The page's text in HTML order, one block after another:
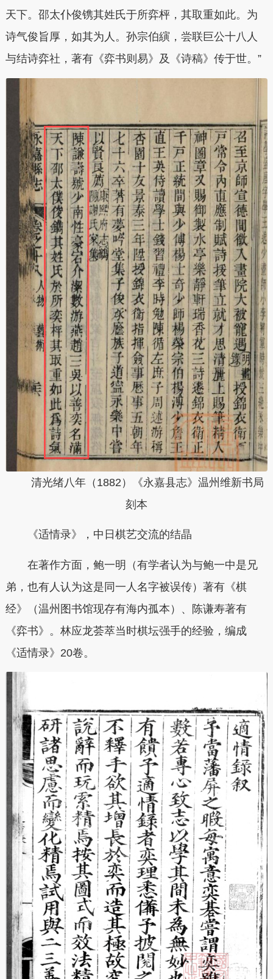
天下。邵太仆俊镌其姓氏于所弈枰，其取重如此。为
诗气俊旨厚，如其为人。孙宗伯縯，尝联巨公十八人
与结诗弈社，著有《弈书则易》及《诗稿》传于世。”
清光绪八年（1882）《永嘉县志》温州维新书局
刻本
《适情录》，中日棋艺交流的结晶
在著作方面，鲍一明（有学者认为与鲍一中是兄
弟，也有人认为这是同一人名字被误传）著有《棋
经》（温州图书馆现存有海内孤本）、陈谦寿著有
《弈书》。林应龙荟萃当时棋坛强手的经验，编成
《适情录》20卷。